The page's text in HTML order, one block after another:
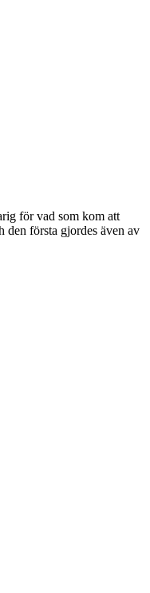
för vad som kom att
första gjordes även av